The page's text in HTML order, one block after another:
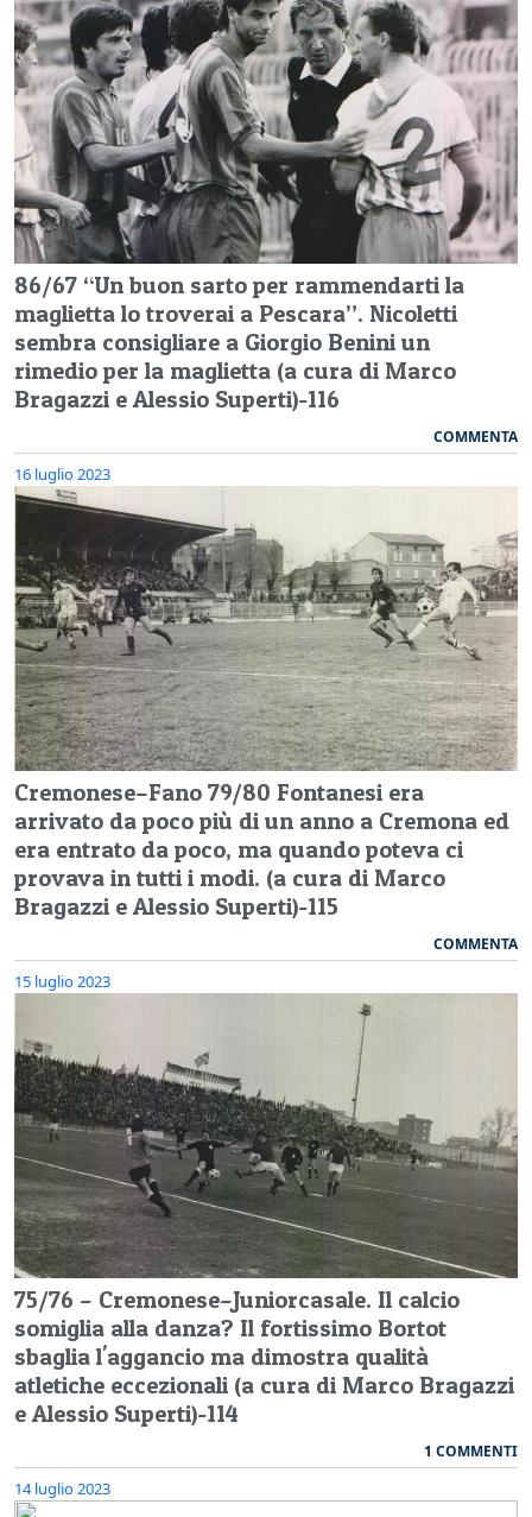
86/67 “Un buon sarto per rammendarti la
maglietta lo troverai a Pescara”. Nicoletti
sembra consigliare a Giorgio Benini un
rimedio per la maglietta (a cura di Marco
Bragazzi e Alessio Superti)-116
COMMENTA
16 luglio 2023
Cremonese–Fano 79/80 Fontanesi era
arrivato da poco più di un anno a Cremona ed
era entrato da poco, ma quando poteva ci
provava in tutti i modi. (a cura di Marco
Bragazzi e Alessio Superti)-115
COMMENTA
15 luglio 2023
75/76 – Cremonese–Juniorcasale. Il calcio
somiglia alla danza? Il fortissimo Bortot
sbaglia l'aggancio ma dimostra qualità
atletiche eccezionali (a cura di Marco Bragazzi
e Alessio Superti)-114
1 COMMENTI
14 luglio 2023